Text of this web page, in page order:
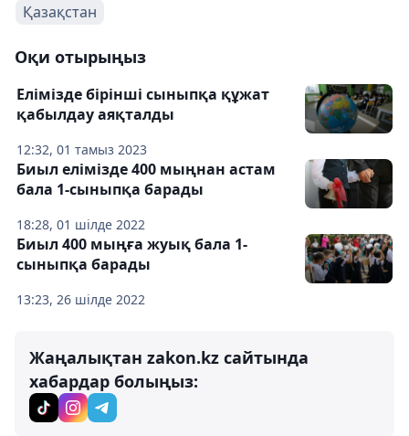
Қазақстан
Оқи отырыңыз
12:32, 01 тамыз 2023
Елімізде бірінші сыныпқа құжат
қабылдау аяқталды
18:28, 01 шілде 2022
Биыл елімізде 400 мыңнан астам
бала 1-сыныпқа барады
13:23, 26 шілде 2022
Биыл 400 мыңға жуық бала 1-
сыныпқа барады
Жаңалықтан zakon.kz сайтында
хабардар болыңыз: